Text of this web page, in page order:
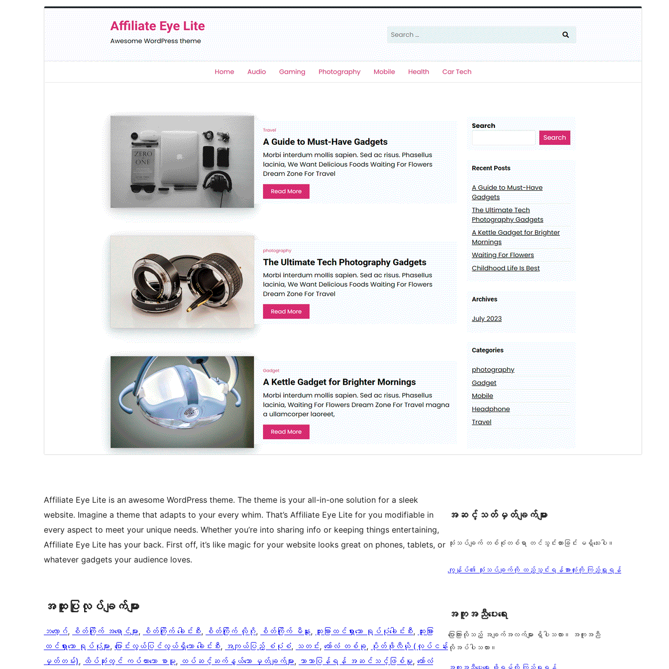
အစမ်းကြည့်ရှုရန်ရယူရန်
ဤအရာသည်Affiliate Eye၏ အခင်းအကျင်းခွဲ
(Child Theme) ဖြစ်ပါသည်။
PHP ဗားရှင်း
အခင်းအကျင်း၏ ပင်မစာမျက်နှာ
Affiliate Eye Lite is an awesome WordPress theme. The theme is your all-in-one solution for a sleek
website. Imagine a theme that adapts to your every whim. That’s Affiliate Eye Lite for you modifiable in
every aspect to meet your unique needs. Whether you’re into sharing info or keeping things entertaining,
Affiliate Eye Lite has your back. First off, it’s like magic for your website looks great on phones, tablets, or
whatever gadgets your audience loves.
အ​ထူး​ပြု​လုပ်​ချက်​များ
ဘလော့ဂ်, စိတ်ကြိုက် အရောင်များ, စိတ်ကြိုက် ခေါင်းစီး, စိတ်ကြိုက် လိုဂို, စိတ်ကြိုက် မီနူး, ထူးခြားထင်ရှားသော ရုပ်ပုံခေါင်းစီး, ထူးခြား
ထင်ရှားသော ရုပ်ပုံများ, ပြောင်းလွယ်ပြင်လွယ်ရှိသော ခေါင်းစီး, အကျယ်ပြည့် စံပုံစံ, သတင်း, ကော်လံ တစ်ခု, ပိုတ်ဖိုလီယို (လုပ်ငန်း
မှတ်တမ်း), ထိပ်ဆုံးတွင် ကပ်ထားသော စာမူ, ထပ်ဆင့်ဆက်နွယ်သော မှတ်ချက်များ, ဘာသာပြန်ရန် အဆင်သင့်ဖြစ်မှု, ကော်လံ
အဆင့်သတ်မှတ်ချက်များ
သုံးသပ်ချက် တစ်စုံတစ်ရာ တင်သွင်းထားခြင်း မရှိသေးပါ။
ကျွန်ုပ်၏ သုံးသပ်ချက်ကို ထည့်သွင်းရန်သုံးသပ်
အားလုံးကို ကြည့်ရှုရန်
အကူအညီပေးရေး
ပြောကြားလိုသည့် အချက်အလက်များ ရှိပါသလား။ အကူအညီ
လိုအပ်ပါသလား။